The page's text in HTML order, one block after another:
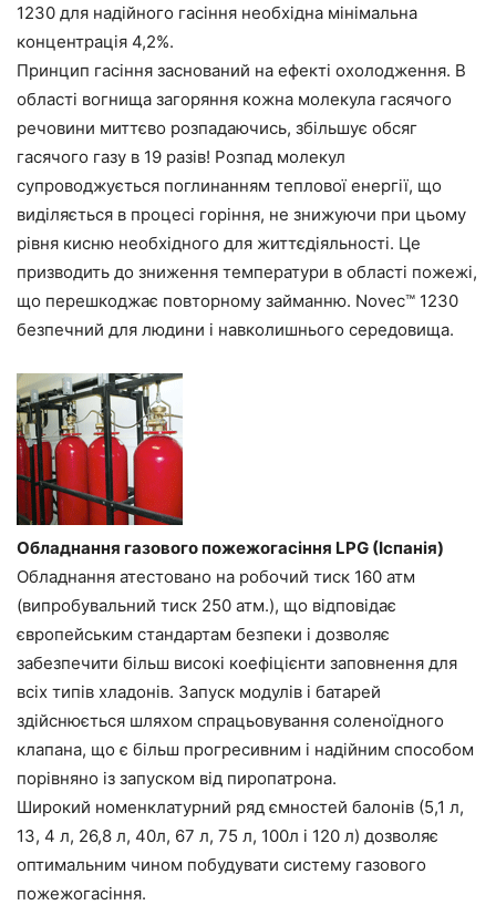
1230 для надійного гасіння необхідна мінімальна
концентрація 4,2%.
Принцип гасіння заснований на ефекті охолодження. В
області вогнища загоряння кожна молекула гасячого
речовини миттєво розпадаючись, збільшує обсяг
гасячого газу в 19 разів! Розпад молекул
супроводжується поглинанням теплової енергії, що
виділяється в процесі горіння, не знижуючи при цьому
рівня кисню необхідного для життєдіяльності. Це
призводить до зниження температури в області пожежі,
що перешкоджає повторному займанню. Novec™ 1230
безпечний для людини і навколишнього середовища.
Обладнання газового пожежогасіння LPG (Іспанія)
Обладнання атестовано на робочий тиск 160 атм
(випробувальний тиск 250 атм.), що відповідає
європейським стандартам безпеки і дозволяє
забезпечити більш високі коефіцієнти заповнення для
всіх типів хладонів. Запуск модулів і батарей
здійснюється шляхом спрацьовування соленоїдного
клапана, що є більш прогресивним і надійним способом
порівняно із запуском від пиропатрона.
Широкий номенклатурний ряд ємностей балонів (5,1 л,
13, 4 л, 26,8 л, 40л, 67 л, 75 л, 100л і 120 л) дозволяє
оптимальним чином побудувати систему газового
пожежогасіння.